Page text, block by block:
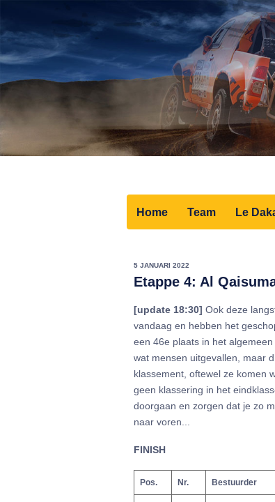
Home Team Le
5 JANUARI 2022
Etappe 4: Al
[update 18:30] Ook deze
vandaag en hebben het
een 46e plaats in het
wat mensen uitgevallen, maar
klassement, oftewel ze komen
geen klassering in het
doorgaan en zorgen dat je zo
naar voren...
FINISH
Pos. Nr. Bestuurder